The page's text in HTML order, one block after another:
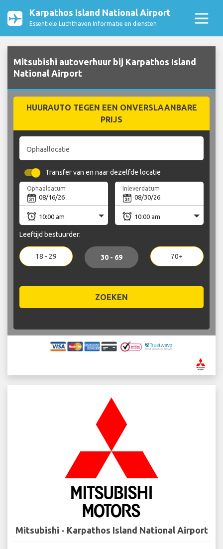
Karpathos Island National Airport
Essentiële Luchthaven Informatie en diensten
Mitsubishi autoverhuur bij Karpathos Island
National Airport
HUURAUTO TEGEN EEN ONVERSLAANBARE
PRIJS
Ophaallocatie
Transfer van en naar dezelfde locatie
Ophaaldatum Inleverdatum
Leeftijd bestuurder:
18 - 29 30 - 69 70+
ZOEKEN
Mitsubishi - Karpathos Island National Airport